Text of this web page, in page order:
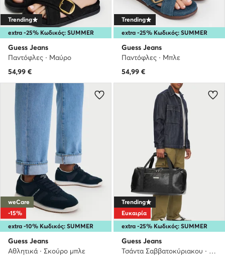
extra -25% Κωδικός: SUMMER
Trending
Guess Jeans
Παντόφλες · Μαύρο
54,99 €
extra -25% Κωδικός: SUMMER
Trending
Guess Jeans
Παντόφλες · Μπλε
54,99 €
extra -10% Κωδικός: SUMMER
weCare
-15%
Guess Jeans
Αθλητικά · Σκούρο μπλε
extra -25% Κωδικός: SUMMER
Trending
Ευκαιρία
Guess Jeans
Τσάντα Σαββατοκύριακου · Μαύρο